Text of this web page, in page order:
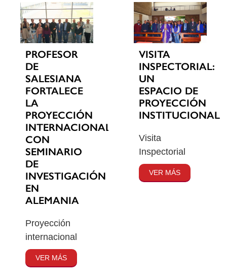
PROFESOR
DE
SALESIANA
FORTALECE
LA
PROYECCIÓN
INTERNACIONAL
CON
SEMINARIO
DE
INVESTIGACIÓN
EN
ALEMANIA
Proyección
internacional
VER MÁS
VISITA
INSPECTORIAL:
UN
ESPACIO DE
PROYECCIÓN
INSTITUCIONAL
Visita
Inspectorial
VER MÁS